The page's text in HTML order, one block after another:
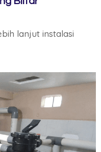
lanjut instalasi